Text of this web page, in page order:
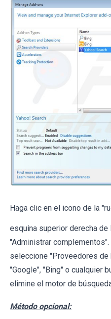
Haga clic en el icono de la
esquina superior derecha
"Administrar complementos".
seleccione "Proveedores de
"Google", "Bing" o cualquier
elimine el motor de
Método opcional: